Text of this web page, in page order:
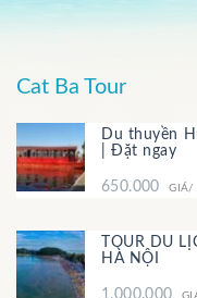
Cat Ba Tour
Du thuyền
| Đặt ngay
650.000 GIÁ/
TOUR DU
HÀ NỘI
1.000.000